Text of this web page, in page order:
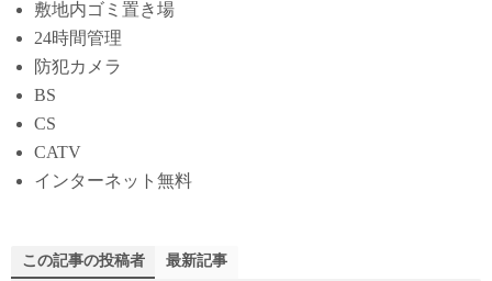
敷地内ゴミ置き場
24時間管理
防犯カメラ
BS
CS
CATV
インターネット無料
この記事の投稿者 最新記事